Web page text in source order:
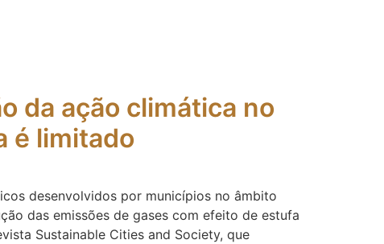
da ação climática no
é limitado
desenvolvidos por municípios no âmbito
das emissões de gases com efeito de estufa
Sustainable Cities and Society, que